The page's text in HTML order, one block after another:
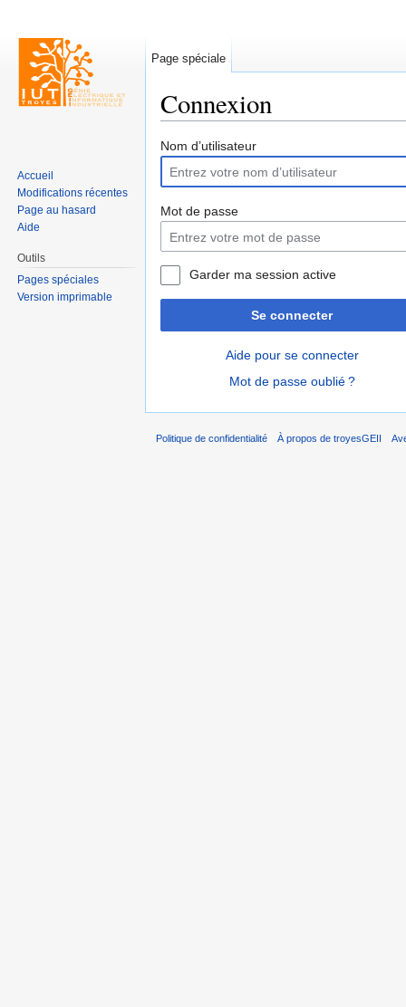
Connexion
Nom d’utilisateur
Mot de passe
Garder ma session active
Se connecter
Aide pour se connecter
Mot de passe oublié ?
Page spéciale
Accueil
Modifications récentes
Page au hasard
Aide
Outils
Pages spéciales
Version imprimable
Politique de confidentialité À propos de troyesGEII